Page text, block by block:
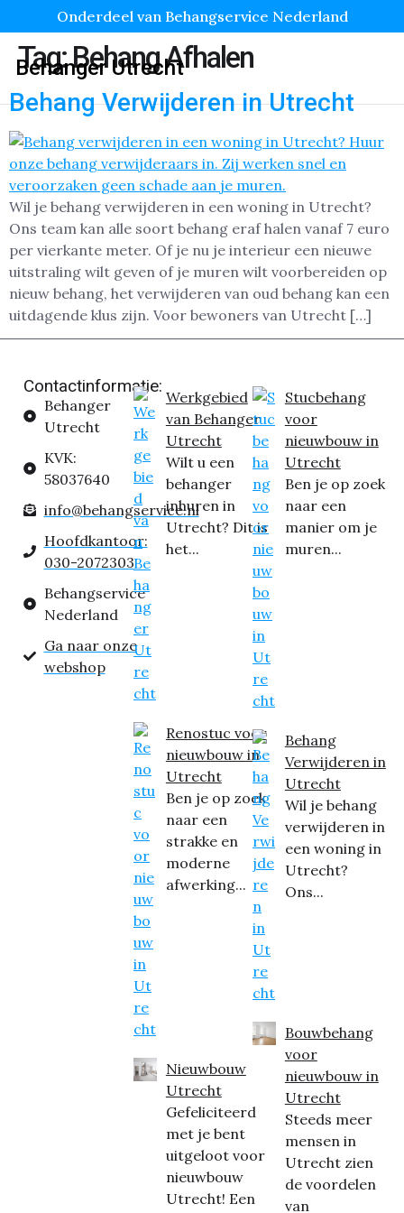
Onderdeel van Behangservice Nederland
Behanger Utrecht
Tag:Behang Afhalen
Behang Verwijderen in Utrecht
Wil je behang verwijderen in een woning in Utrecht?
Ons team kan alle soort behang eraf halen vanaf 7 euro
per vierkante meter. Of je nu je interieur een nieuwe
uitstraling wilt geven of je muren wilt voorbereiden op
nieuw behang, het verwijderen van oud behang kan een
uitdagende klus zijn. Voor bewoners van Utrecht […]
Contactinformatie:
Behanger
Utrecht
KVK:
58037640
info@behangservice.nl
Hoofdkantoor:
030-2072303
Behangservice
Nederland
Ga naar onze
webshop
Werkgebied
van Behanger
Utrecht
Wilt u een
behanger
inhuren in
Utrecht? Dit is
het...
Renostuc voor
nieuwbouw in
Utrecht
Ben je op zoek
naar een
strakke en
moderne
afwerking...
Nieuwbouw
Utrecht
Gefeliciteerd
met je bent
uitgeloot voor
nieuwbouw
Utrecht! Een
Stucbehang
voor
nieuwbouw in
Utrecht
Ben je op zoek
naar een
manier om je
muren...
Behang
Verwijderen in
Utrecht
Wil je behang
verwijderen in
een woning in
Utrecht?
Ons...
Bouwbehang
voor
nieuwbouw in
Utrecht
Steeds meer
mensen in
Utrecht zien
de voordelen
van